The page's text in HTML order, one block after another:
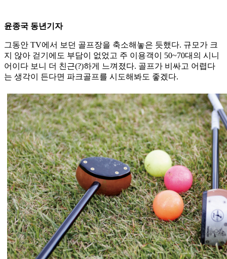
윤종국 동년기자
그동안 TV에서 보던 골프장을 축소해놓은 듯했다. 규모가 크
지 않아 걷기에도 부담이 없었고 주 이용객이 50~70대의 시니
어이다 보니 더 친근(?)하게 느껴졌다. 골프가 비싸고 어렵다
는 생각이 든다면 파크골프를 시도해봐도 좋겠다.